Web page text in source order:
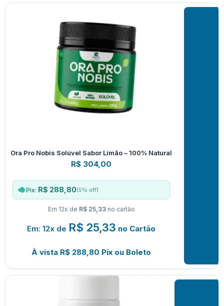
Ora Pro Nobis Solúvel Sabor Limão – 100% Natural
R$ 304,00
Pix: R$ 288,80(5% off)
Em 12x de R$ 25,33no cartão
Em: 12x de R$ 25,33 no Cartão
À vista R$ 288,80 Pix ou Boleto